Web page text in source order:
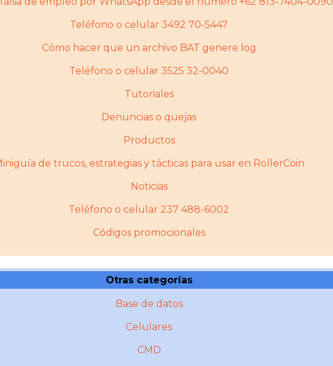
Teléfono o celular 3492 70-5447
Cómo hacer que un archivo BAT genere log
Teléfono o celular 3525 32-0040
Tutoriales
Denuncias o quejas
Productos
de trucos, estrategias y tácticas para usar en RollerCoin
Noticias
Teléfono o celular 237 488-6002
Códigos promocionales
Otras categorías
Base de datos
Celulares
CMD